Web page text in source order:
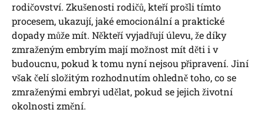
rodičovství. Zkušenosti rodičů, kteří prošli tímto
procesem, ukazují, jaké emocionální a praktické
dopady může mít. Někteří vyjadřují úlevu, že díky
zmraženým embryím mají možnost mít děti i v
budoucnu, pokud k tomu nyní nejsou připravení. Jiní
však čelí složitým rozhodnutím ohledně toho, co se
zmraženými embryi udělat, pokud se jejich životní
okolnosti změní.